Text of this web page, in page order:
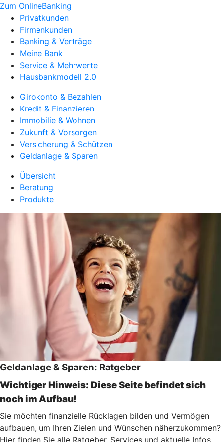
Zum OnlineBanking
Privatkunden
Firmenkunden
Banking & Verträge
Meine Bank
Service & Mehrwerte
Hausbankmodell 2.0
Girokonto & Bezahlen
Kredit & Finanzieren
Immobilie & Wohnen
Zukunft & Vorsorgen
Versicherung & Schützen
Geldanlage & Sparen
Übersicht
Beratung
Produkte
Geldanlage & Sparen: Ratgeber
Wichtiger Hinweis: Diese Seite befindet sich
noch im Aufbau!
Sie möchten finanzielle Rücklagen bilden und Vermögen
aufbauen, um Ihren Zielen und Wünschen näherzukommen?
Hier finden Sie alle Ratgeber, Services und aktuelle Infos